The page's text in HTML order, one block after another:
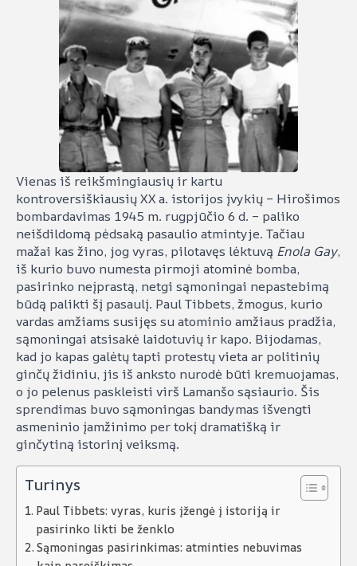
Vienas iš reikšmingiausių ir kartu
kontroversiškiausių XX a. istorijos įvykių – Hirošimos
bombardavimas 1945 m. rugpjūčio 6 d. – paliko
neišdildomą pėdsaką pasaulio atmintyje. Tačiau
mažai kas žino, jog vyras, pilotavęs lėktuvą Enola Gay,
iš kurio buvo numesta pirmoji atominė bomba,
pasirinko neįprastą, netgi sąmoningai nepastebimą
būdą palikti šį pasaulį. Paul Tibbets, žmogus, kurio
vardas amžiams susijęs su atominio amžiaus pradžia,
sąmoningai atsisakė laidotuvių ir kapo. Bijodamas,
kad jo kapas galėtų tapti protestų vieta ar politinių
ginčų židiniu, jis iš anksto nurodė būti kremuojamas,
o jo pelenus paskleisti virš Lamanšo sąsiaurio. Šis
sprendimas buvo sąmoningas bandymas išvengti
asmeninio įamžinimo per tokį dramatišką ir
ginčytiną istorinį veiksmą.
Turinys
Paul Tibbets: vyras, kuris įžengė į istoriją ir
pasirinko likti be ženklo
Sąmoningas pasirinkimas: atminties nebuvimas